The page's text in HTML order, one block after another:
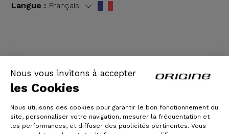
Nous vous invitons à accepter
les Cookies
Nous utilisons des cookies pour garantir le bon fonctionnement du
site, personnaliser votre navigation, mesurer la fréquentation et
les performances, et diffuser des publicités pertinentes. Vous
Langue : Français